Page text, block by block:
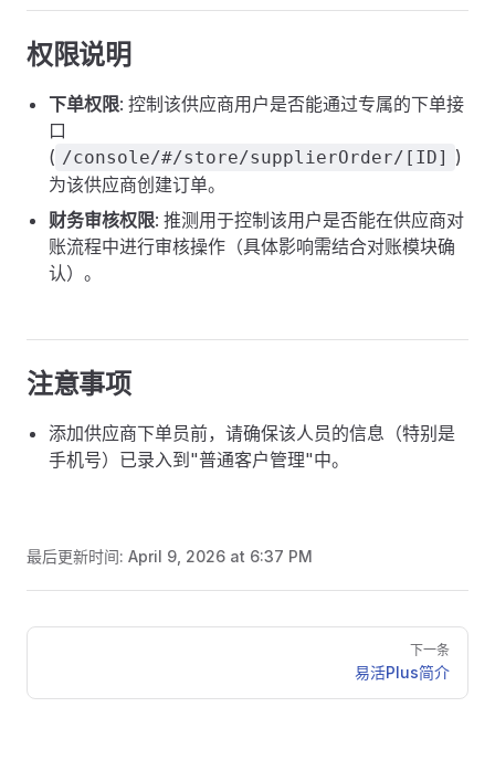
权限说明
下单权限: 控制该供应商用户是否能通过专属的下单接
口
( /console/#/store/supplierOrder/[ID] )
为该供应商创建订单。
财务审核权限: 推测用于控制该用户是否能在供应商对
账流程中进行审核操作（具体影响需结合对账模块确
认）。
注意事项
添加供应商下单员前，请确保该人员的信息（特别是
手机号）已录入到"普通客户管理"中。
最后更新时间: April 9, 2026 at 6:37 PM
Pager
下一条
易活Plus简介